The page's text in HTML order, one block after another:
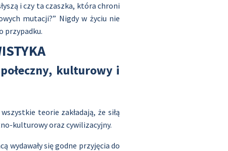
i czy ta czaszka, która chroni
mutacji?” Nigdy w życiu nie
przypadku.
kulturowy i
teorie zakładają, że siłą
kulturowy oraz cywilizacyjny.
wydawały się godne przyjęcia do